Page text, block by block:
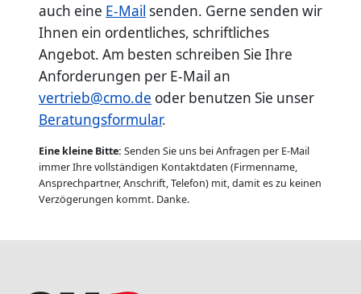
auch eine E-Mail senden. Gerne senden wir
Ihnen ein ordentliches, schriftliches
Angebot. Am besten schreiben Sie Ihre
Anforderungen per E-Mail an
vertrieb@cmo.de oder benutzen Sie unser
Beratungsformular.
Eine kleine Bitte: Senden Sie uns bei Anfragen per E-Mail
immer Ihre vollständigen Kontaktdaten (Firmenname,
Ansprechpartner, Anschrift, Telefon) mit, damit es zu keinen
Verzögerungen kommt. Danke.